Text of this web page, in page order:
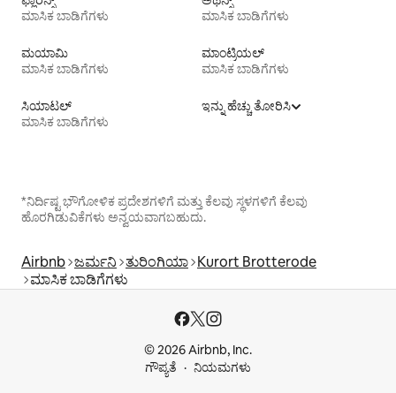
ಮಾಸಿಕ ಬಾಡಿಗೆಗಳು
ಮಾಸಿಕ ಬಾಡಿಗೆಗಳು
ಮಯಾಮಿ
ಮಾಸಿಕ ಬಾಡಿಗೆಗಳು
ಮಾಂಟ್ರಿಯಲ್
ಮಾಸಿಕ ಬಾಡಿಗೆಗಳು
ಸಿಯಾಟಲ್
ಮಾಸಿಕ ಬಾಡಿಗೆಗಳು
ಇನ್ನು ಹೆಚ್ಚು ತೋರಿಸಿ
*ನಿರ್ದಿಷ್ಟ ಭೌಗೋಳಿಕ ಪ್ರದೇಶಗಳಿಗೆ ಮತ್ತು ಕೆಲವು ಸ್ಥಳಗಳಿಗೆ ಕೆಲವು
ಹೊರಗಿಡುವಿಕೆಗಳು ಅನ್ವಯವಾಗಬಹುದು.
Airbnb ಜರ್ಮನಿ ತುರಿಂಗಿಯಾ Kurort Brotterode
ಮಾಸಿಕ ಬಾಡಿಗೆಗಳು
© 2026 Airbnb, Inc.
ಗೌಪ್ಯತೆ
ನಿಯಮಗಳು